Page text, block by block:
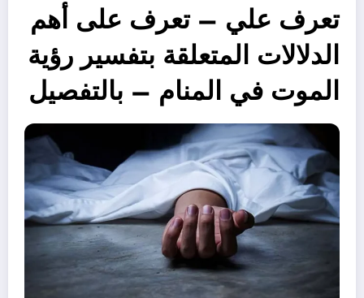
تعرف علي – تعرف على أهم
الدلالات المتعلقة بتفسير رؤية
الموت في المنام – بالتفصيل